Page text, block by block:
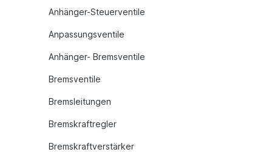
Anhänger-Steuerventile
Anpassungsventile
Anhänger- Bremsventile
Bremsventile
Bremsleitungen
Bremskraftregler
Bremskraftverstärker